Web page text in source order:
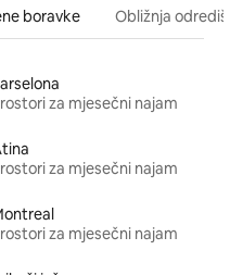
boravke Obližnja
za mjesečni najam
za mjesečni najam
za mjesečni najam